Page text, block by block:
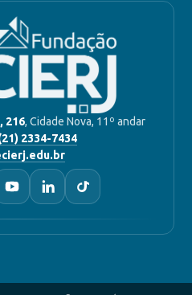
216, Cidade Nova, 11º andar
2334-7434